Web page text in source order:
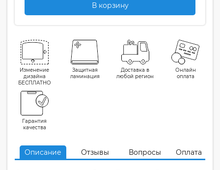
В корзину
Изменение
дизайна
БЕСПЛАТНО
Защитная
ламинация
Доставка в
любой регион
Онлайн
оплата
Гарантия
качества
Описание Отзывы Вопросы Оплата